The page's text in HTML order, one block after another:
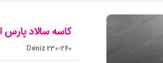
کاسه سالاد پارس
Deniz 230-240